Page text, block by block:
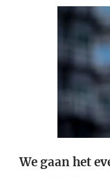
We gaan het